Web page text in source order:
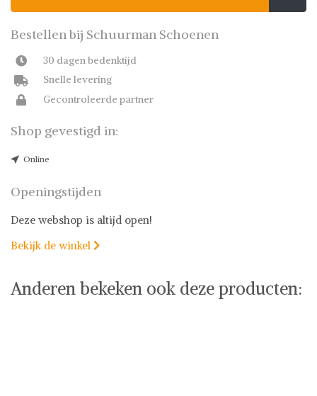
Bestellen bij Schuurman Schoenen
30 dagen bedenktijd
Snelle levering
Gecontroleerde partner
Shop gevestigd in:
Online
Openingstijden
Deze webshop is altijd open!
Bekijk de winkel 
Anderen bekeken ook deze producten: